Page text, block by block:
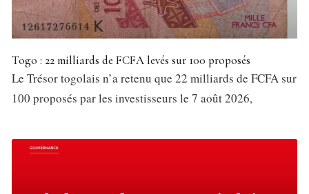
Togo : 22 milliards de FCFA levés sur 100 proposés
Le Trésor togolais n’a retenu que 22 milliards de FCFA sur
100 proposés par les investisseurs le 7 août 2026,